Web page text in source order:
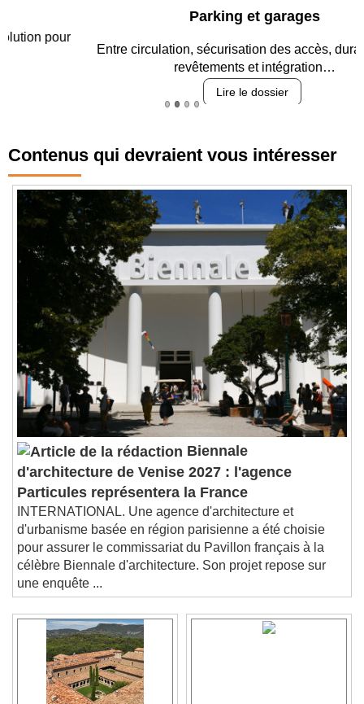
Parking et garages
Entre circulation, sécurisation des accès, durabilité des
revêtements et intégration…
Contenus qui devraient vous intéresser
Biennale
d'architecture de Venise 2027 : l'agence
Particules représentera la France
INTERNATIONAL. Une agence d'architecture et
d'urbanisme basée en région parisienne a été choisie
pour assurer le commissariat du Pavillon français à la
célèbre Biennale d'architecture. Son projet repose sur
une enquête ...